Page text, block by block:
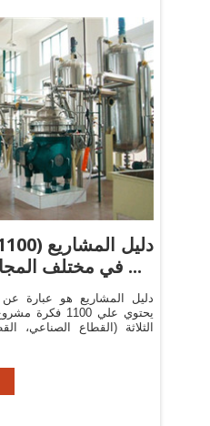
في مختلف المجالات) - مشاريع ...
دليل المشاريع هو عبارة
يحتوي علي 1100
الثلاثة (القطاع الصناعي،